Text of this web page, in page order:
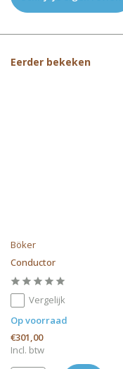
Eerder bekeken
Böker
Conductor
Vergelijk
Op voorraad
€301,00
Incl. btw